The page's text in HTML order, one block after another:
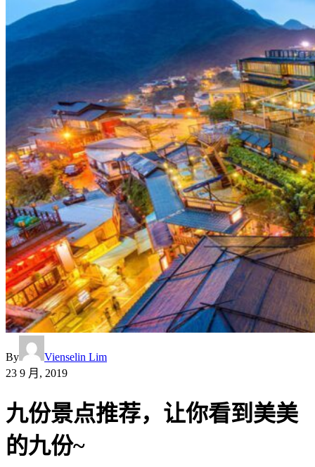
By
Vienselin Lim
23 9 月, 2019
九份景点推荐，让你看到美美
的九份~